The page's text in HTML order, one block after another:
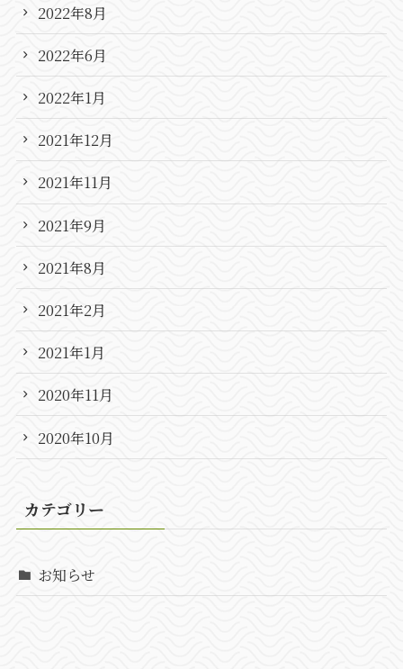
2022年8月
2022年6月
2022年1月
2021年12月
2021年11月
2021年9月
2021年8月
2021年2月
2021年1月
2020年11月
2020年10月
カテゴリー
お知らせ